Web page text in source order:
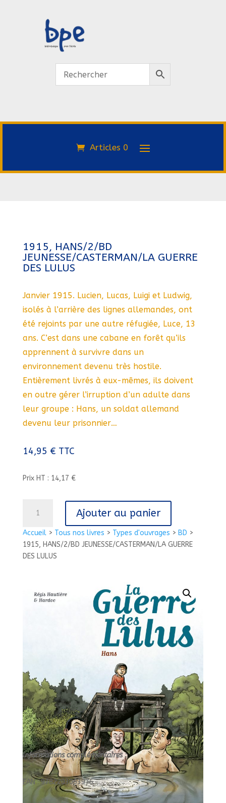
Articles 0
Accueil> Tous nos livres > Types d'ouvrages > BD >
1915, HANS/2/BD JEUNESSE/CASTERMAN/LA GUERRE
DES LULUS
1915, HANS/2/BD
JEUNESSE/CASTERMAN/LA GUERRE
DES LULUS
Janvier 1915. Lucien, Lucas, Luigi et Ludwig,
isolés à l’arrière des lignes allemandes, ont
été rejoints par une autre réfugiée, Luce, 13
ans. C’est dans une cabane en forêt qu’ils
apprennent à survivre dans un
environnement devenu très hostile.
Entièrement livrés à eux-mêmes, ils doivent
en outre gérer l’irruption d’un adulte dans
leur groupe : Hans, un soldat allemand
devenu leur prisonnier…
14,95 € TTC
Prix HT : 14,17 €
1915,
HANS/2/BD
JEUNESSE/CASTERMAN/LA
Ajouter au panier
Informations complémentaires :
EAN : 9782203063976